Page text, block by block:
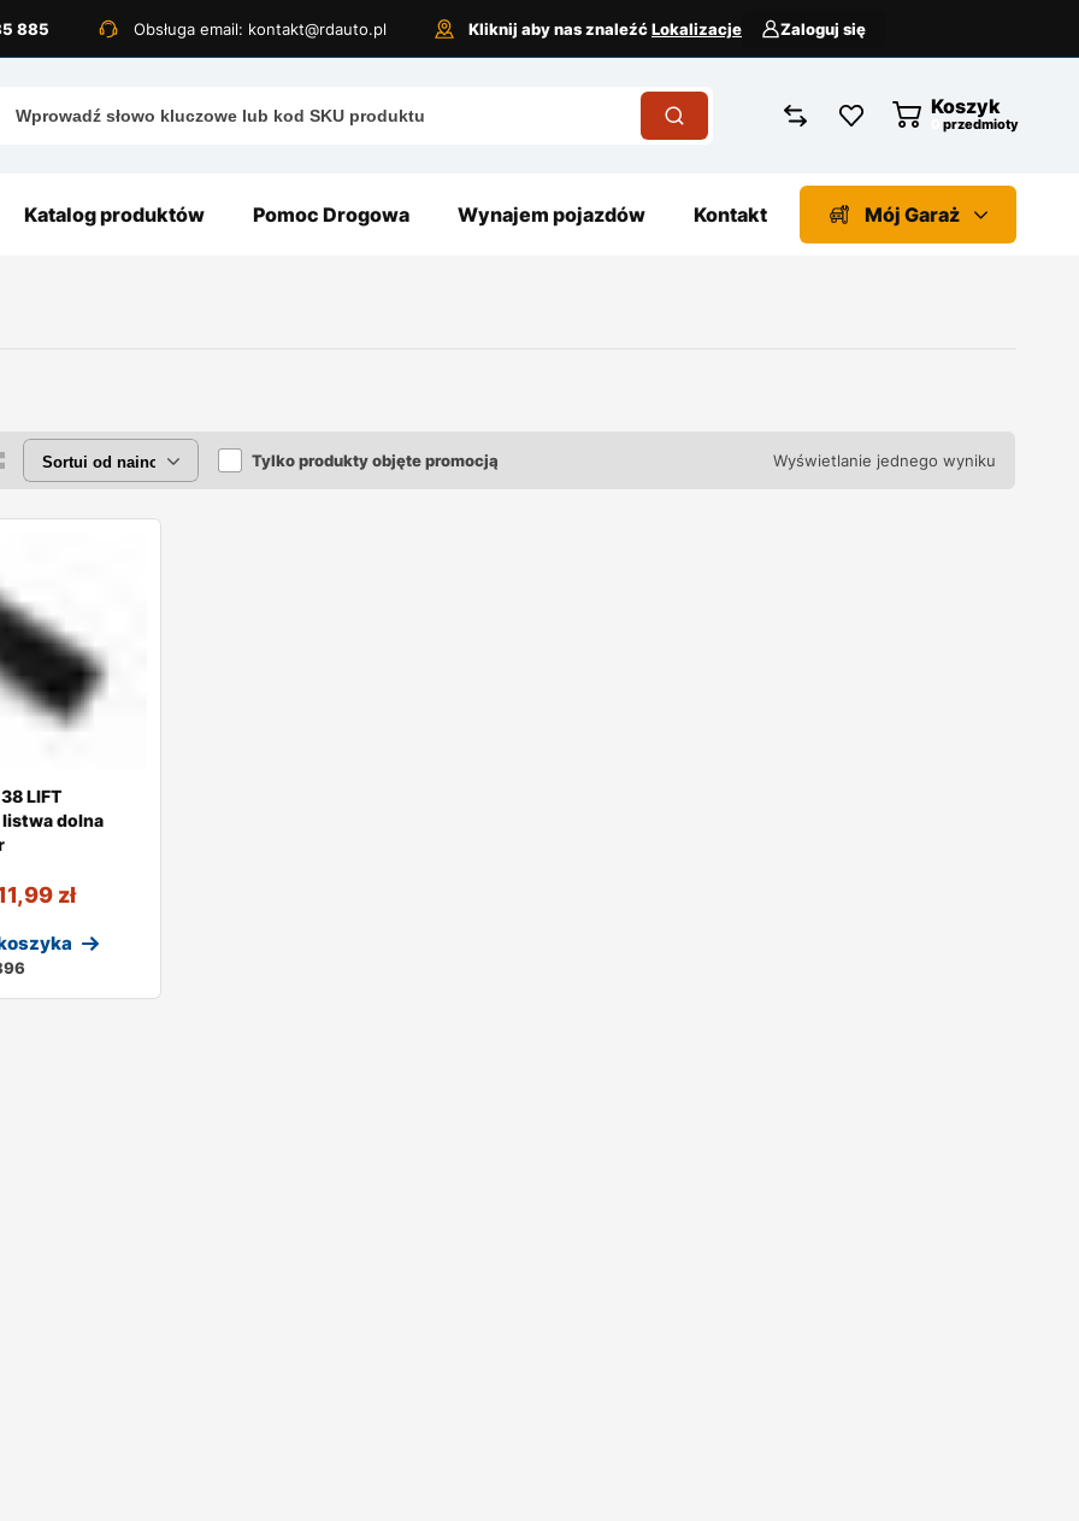
885 Obsługa email: kontakt@rdauto.pl Kliknij aby nas znaleźćLokalizacje Zaloguj się
Koszyk
przedmioty
Katalog produktów Pomoc Drogowa Wynajem pojazdów Kontakt Mój Garaż
Tylko produkty objęte promocją Wyświetlanie jednego wyniku
LIFT
listwa dolna
zł